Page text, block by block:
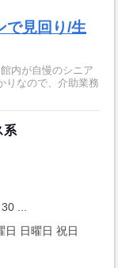
見回り/生
内が自慢のシニア
系
...
日 日曜日 祝日